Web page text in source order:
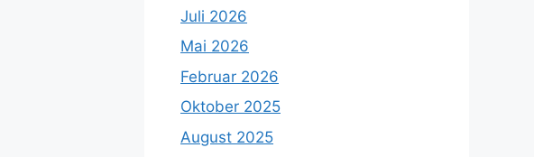
Juli 2026
Mai 2026
Februar 2026
Oktober 2025
August 2025